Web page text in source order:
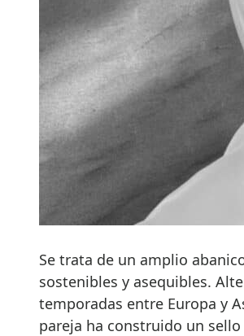
Se trata de un amplio
sostenibles y asequibles.
temporadas entre Europa y
pareja ha construido un